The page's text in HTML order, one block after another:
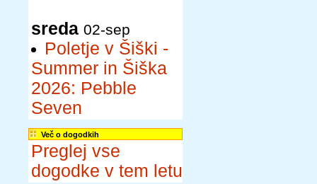
sreda 02-sep
Poletje v Šiški -
Summer in Šiška
2026: Pebble
Seven
Več o dogodkih
Preglej vse
dogodke v tem letu